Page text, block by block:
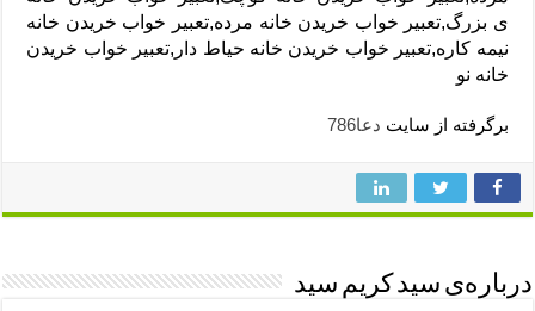
ی بزرگ,تعبیر خواب خریدن خانه مرده,تعبیر خواب خریدن خانه
نیمه کاره,تعبیر خواب خریدن خانه حیاط دار,تعبیر خواب خریدن
خانه نو
برگرفته از سایت دعا786
درباره‌ی سید کریم سید